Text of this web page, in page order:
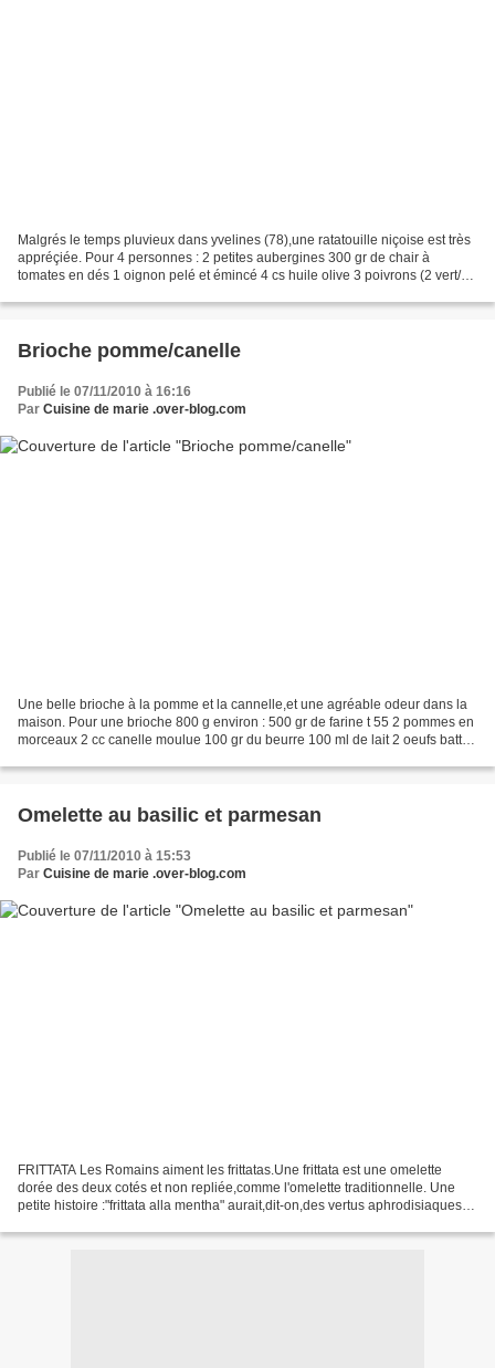
Malgrés le temps pluvieux dans yvelines (78),une ratatouille niçoise est très
appréçiée. Pour 4 personnes : 2 petites aubergines 300 gr de chair à
tomates en dés 1 oignon pelé et émincé 4 cs huile olive 3 poivrons (2 vert/1
Brioche pomme/canelle
Publié le 07/11/2010 à 16:16
Par Cuisine de marie .over-blog.com
Une belle brioche à la pomme et la cannelle,et une agréable odeur dans la
maison. Pour une brioche 800 g environ : 500 gr de farine t 55 2 pommes en
morceaux 2 cc canelle moulue 100 gr du beurre 100 ml de lait 2 oeufs battus
Omelette au basilic et parmesan
Publié le 07/11/2010 à 15:53
Par Cuisine de marie .over-blog.com
FRITTATA Les Romains aiment les frittatas.Une frittata est une omelette
dorée des deux cotés et non repliée,comme l'omelette traditionnelle. Une
petite histoire :"frittata alla mentha" aurait,dit-on,des vertus aphrodisiaques,à